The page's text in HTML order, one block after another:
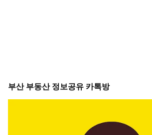
부산 부동산 정보공유 카톡방